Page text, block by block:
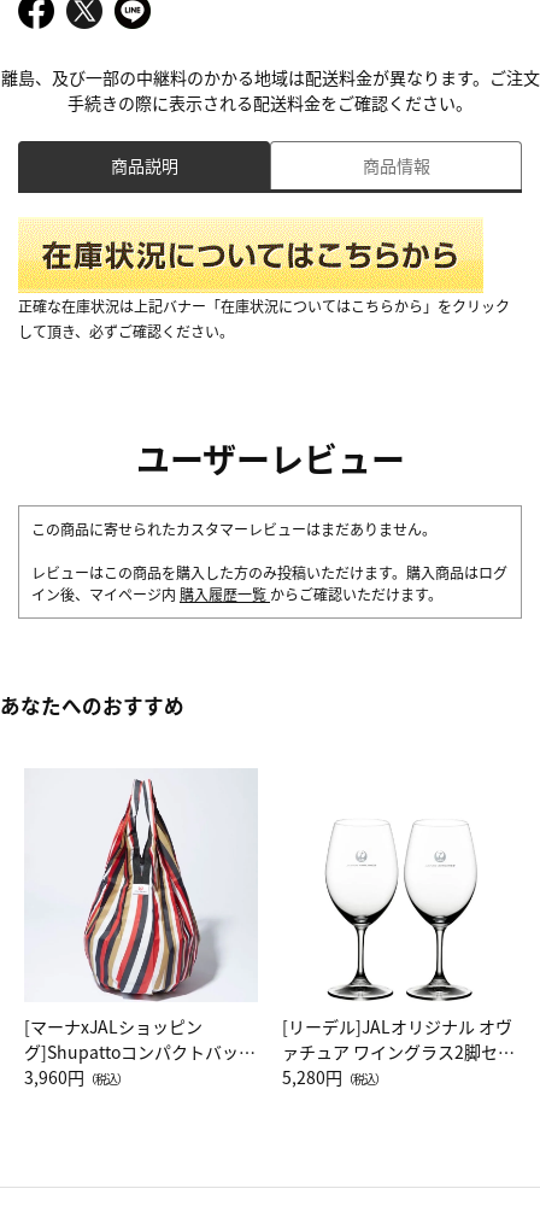
離島、及び一部の中継料のかかる地域は配送料金が異なります。ご注文
手続きの際に表示される配送料金をご確認ください。
商品説明 商品情報
正確な在庫状況は上記バナー「在庫状況についてはこちらから」をクリック
して頂き、必ずご確認ください。
ユーザーレビュー
この商品に寄せられたカスタマーレビューはまだありません。
レビューはこの商品を購入した方のみ投稿いただけます。購入商品はログ
イン後、マイページ内 購入履歴一覧 からご確認いただけます。
あなたへのおすすめ
[マーナxJALショッピン
グ]Shupattoコンパクトバッグ
Drop JAL客室乗務員（LC）ス
3,960円 （税込）
[リーデル]JALオリジナル オヴ
ァチュア ワイングラス2脚セッ
ト（レッドワイン）
5,280円 （税込）